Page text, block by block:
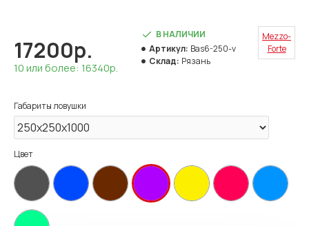
17200р.
10 или более: 16340р.
В НАЛИЧИИ
Артикул: Bas6-250-v
Склад: Рязань
Mezzo-
Forte
Габариты ловушки
Цвет